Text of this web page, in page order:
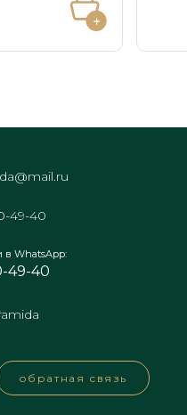
49-40
в WhatsApp:
49-40
обратная связь